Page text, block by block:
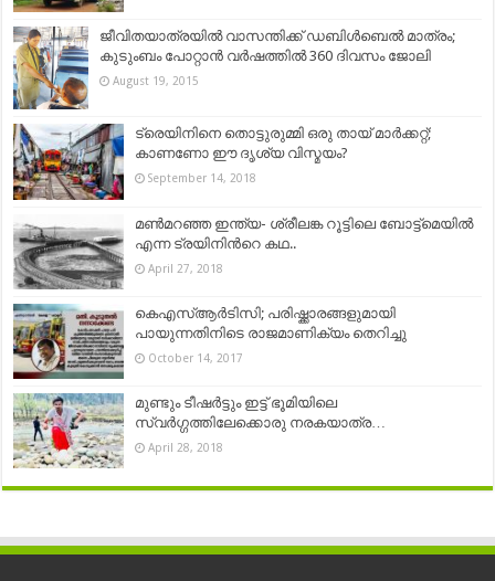
ജീവിതയാത്രയില്‍ വാസന്തിക്ക് ഡബിള്‍ബെല്‍ മാത്രം;
കുടുംബം പോറ്റാന്‍ വര്‍ഷത്തില്‍ 360 ദിവസം ജോലി
August 19, 2015
ട്രെയിനിനെ തൊട്ടുരുമ്മി ഒരു തായ് മാർക്കറ്റ്;
കാണണോ ഈ ദൃശ്യ വിസ്മയം?
September 14, 2018
മണ്‍മറഞ്ഞ ഇന്ത്യ- ശ്രീലങ്ക റൂട്ടിലെ ബോട്ട്‌മെയില്‍
എന്ന ട്രയിനിന്‍റെ കഥ..
April 27, 2018
കെഎസ്ആര്‍ടിസി; പരിഷ്ക്കാരങ്ങളുമായി
പായുന്നതിനിടെ രാജമാണിക്യം തെറിച്ചു
October 14, 2017
മുണ്ടും ടീഷര്‍ട്ടും ഇട്ട് ഭൂമിയിലെ
സ്വർഗ്ഗത്തിലേക്കൊരു നരകയാത്ര…
April 28, 2018